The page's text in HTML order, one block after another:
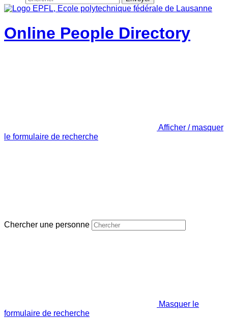
Online People Directory
Afficher / masquer
le formulaire de recherche
Chercher une personne
Masquer le
formulaire de recherche